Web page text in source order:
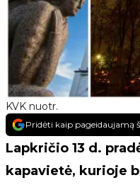
KVK nuotr.
Pridėti kaip pageidaujamą
Lapkričio 13 d.
kapavietė, kurioje